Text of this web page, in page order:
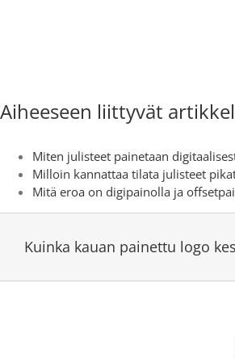
Aiheeseen liittyvät
Miten julisteet painetaan
Milloin kannattaa tilata julisteet
Mitä eroa on digipainolla ja
Kuinka kauan painettu logo